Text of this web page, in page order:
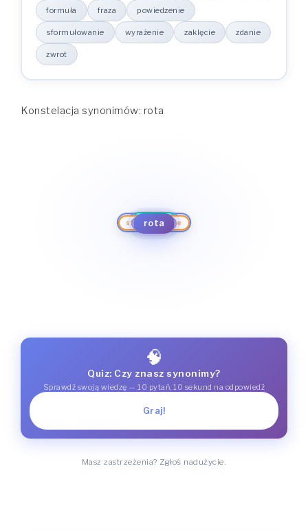
formuła fraza powiedzenie
sformułowanie wyrażenie zaklęcie zdanie
zwrot
Konstelacja synonimów: rota
rota
przyrzeczenie
przysięga
ślub
ślubowanie
formuła
fraza
powiedzenie
sformułowanie
wyrażenie
zaklęcie
zdanie
zwrot
🧠
Quiz: Czy znasz synonimy?
Sprawdź swoją wiedzę — 10 pytań, 10 sekund na odpowiedź
Graj!
Masz zastrzeżenia? Zgłoś nadużycie.